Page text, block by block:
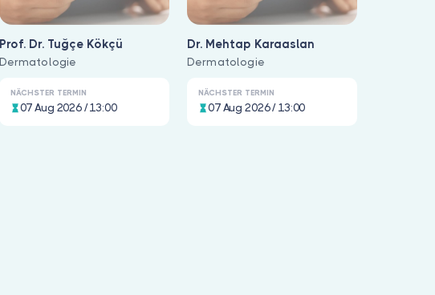
Prof. Dr. Tuğçe Kökçü
Dermatologie
NÄCHSTER TERMIN
07 Aug 2026 / 13:00
Dr. Mehtap Karaaslan
Dermatologie
NÄCHSTER TERMIN
07 Aug 2026 / 13:00